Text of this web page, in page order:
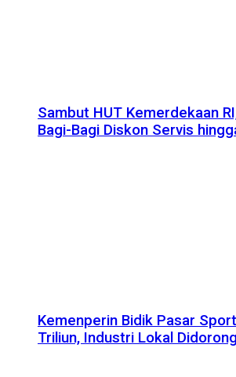
Sambut HUT Kemerdekaan
Bagi-Bagi Diskon Servis
Kemenperin Bidik Pasar
Triliun, Industri Lokal